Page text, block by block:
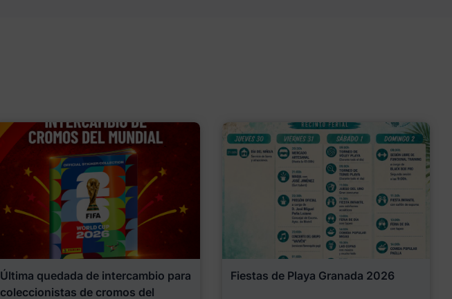
Última quedada de intercambio para
coleccionistas de cromos del
Fiestas de Playa Granada 2026